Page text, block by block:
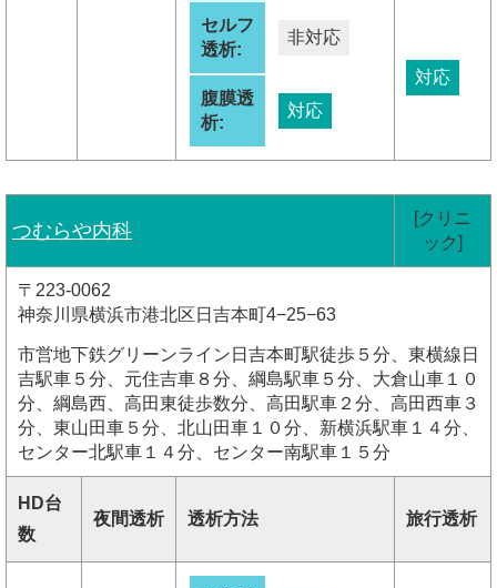
セルフ
透析:
非対応
腹膜透
析:
対応
対応
つむらや内科
[クリニ
ック]
〒223-0062
神奈川県横浜市港北区日吉本町4−25−63
市営地下鉄グリーンライン日吉本町駅徒歩５分、東横線日
吉駅車５分、元住吉車８分、綱島駅車５分、大倉山車１０
分、綱島西、高田東徒歩数分、高田駅車２分、高田西車３
分、東山田車５分、北山田車１０分、新横浜駅車１４分、
センター北駅車１４分、センター南駅車１５分
HD台
数
夜間透析 透析方法 旅行透析